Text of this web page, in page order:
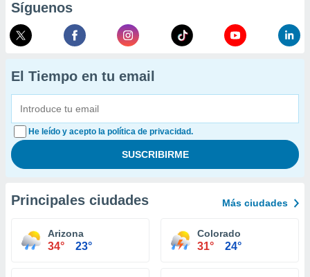
Síguenos
El Tiempo en tu email
He leído y acepto la política de privacidad.
Principales ciudades Más ciudades
Arizona
34° 23°
Colorado
31° 24°